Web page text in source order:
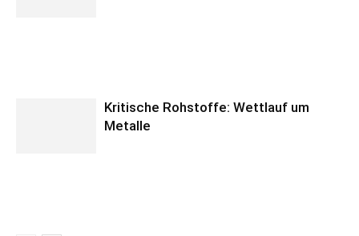
Kritische Rohstoffe: Wettlauf um
Metalle